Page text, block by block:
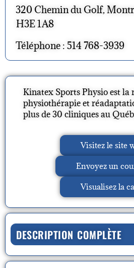
320 Chemin du Golf,
H3E 1A8
Téléphone : 514 768-3939
Kinatex Sports Physio est la
physiothérapie et
plus de 30 cliniques au
Visitez le site
Envoyez un
Visualisez la
DESCRIPTION COMPLÈTE